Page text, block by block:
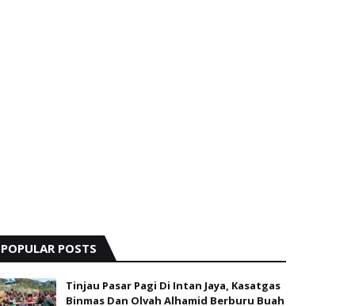
POPULAR POSTS
Tinjau Pasar Pagi Di Intan Jaya, Kasatgas
Binmas Dan Olvah Alhamid Berburu Buah